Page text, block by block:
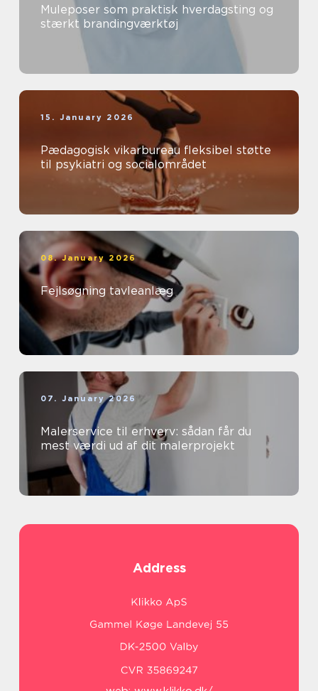
Muleposer som praktisk hverdagsting og
stærkt brandingværktøj
15. January 2026
Pædagogisk vikarbureau fleksibel støtte
til psykiatri og socialområdet
08. January 2026
Fejlsøgning tavleanlæg
07. January 2026
Malerservice til erhverv: sådan får du
mest værdi ud af dit malerprojekt
Address